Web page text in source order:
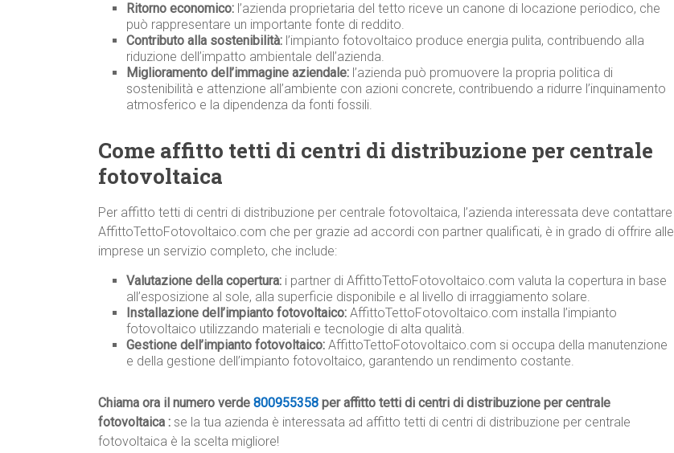
Ritorno economico: l’azienda proprietaria del tetto riceve un canone di locazione periodico, che
può rappresentare un importante fonte di reddito.
Contributo alla sostenibilità: l’impianto fotovoltaico produce energia pulita, contribuendo alla
riduzione dell’impatto ambientale dell’azienda.
Miglioramento dell’immagine aziendale: l’azienda può promuovere la propria politica di
sostenibilità e attenzione all’ambiente con azioni concrete, contribuendo a ridurre l’inquinamento
atmosferico e la dipendenza da fonti fossili.
Come affitto tetti di centri di distribuzione per centrale
fotovoltaica
Per affitto tetti di centri di distribuzione per centrale fotovoltaica, l’azienda interessata deve contattare
AffittoTettoFotovoltaico.com che per grazie ad accordi con partner qualificati, è in grado di offrire alle
imprese un servizio completo, che include:
Valutazione della copertura: i partner di AffittoTettoFotovoltaico.com valuta la copertura in base
all’esposizione al sole, alla superficie disponibile e al livello di irraggiamento solare.
Installazione dell’impianto fotovoltaico: AffittoTettoFotovoltaico.com installa l’impianto
fotovoltaico utilizzando materiali e tecnologie di alta qualità.
Gestione dell’impianto fotovoltaico: AffittoTettoFotovoltaico.com si occupa della manutenzione
e della gestione dell’impianto fotovoltaico, garantendo un rendimento costante.
Chiama ora il numero verde 800955358 per affitto tetti di centri di distribuzione per centrale
fotovoltaica : se la tua azienda è interessata ad affitto tetti di centri di distribuzione per centrale
fotovoltaica è la scelta migliore!